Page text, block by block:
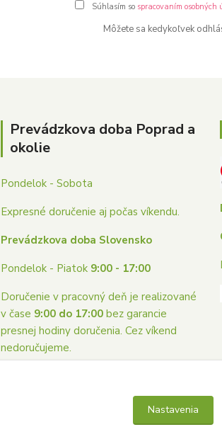
Súhlasím so spracovaním osobných
Môžete sa kedykoľvek
Prevádzkova doba Poprad a
okolie
Pondelok - Sobota
Expresné doručenie aj počas víkendu.
Prevádzkova doba Slovensko
Pondelok - Piatok 9:00 - 17:00
Doručenie v pracovný deň je realizované
v čase 9:00 do 17:00 bez garancie
presnej hodiny doručenia. Cez víkend
nedoručujeme.
Nastavenia